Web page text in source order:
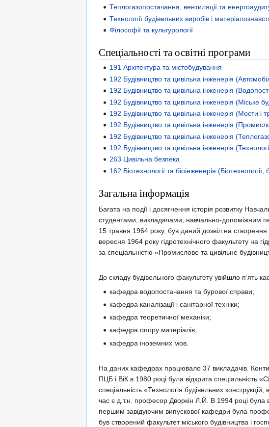
Теплогазопостачання, вентиляції та
Технології будівельних виробів і
Філософії та культурології
Спеціальності та освітні програми
191 Архітектура та містобудування
192 Будівництво та цивільна інженерія
192 Будівництво та цивільна інженерія
192 Будівництво та цивільна інженерія (Міське
192 Будівництво та цивільна інженерія (Мости і
192 Будівництво та цивільна інженерія
192 Будівництво та цивільна інженерія
192 Будівництво та цивільна інженерія
263 Цивільна безпека
162 Біотехнології та біоінженерія
Загальна інформація
Багата на події і досягнення історія розвитку
студентами, викладачами, навчально-допоміжним
15 травня 1964 року, був даний дозвіл на
вересня 1964 року гідротехнічного факультету на
за спеціальністю «Промислове та цивільне
До складу будівельного факультету увійшло п’ять
кафедра водопостачання та бурової справи;
кафедра каналізації і санітарної техніки;
кафедра теоретичної механіки;
кафедра опору матеріалів;
кафедра іноземних мов.
На даних кафедрах працювало 37 викладачів.
ПЦБ і ВіК в 1980 році була відкрита спеціальність
спеціальність «Технологія будівельних
час є д.т.н. професор Дворкін Л.Й. В 1994 році була
першим завідуючим випускової кафедри була
був створений факультет міського будівництва і